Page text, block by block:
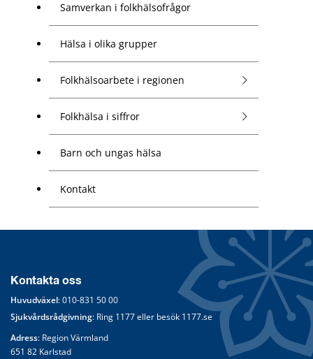
Samverkan i folkhälsofrågor
Hälsa i olika grupper
Folkhälsoarbete i regionen
Folkhälsa i siffror
Barn och ungas hälsa
Kontakt
Kontakta oss
Huvudväxel: 010-831 50 00
Sjukvårdsrådgivning: Ring 1177 eller besök 1177.se
Adress: Region Värmland
651 82 Karlstad